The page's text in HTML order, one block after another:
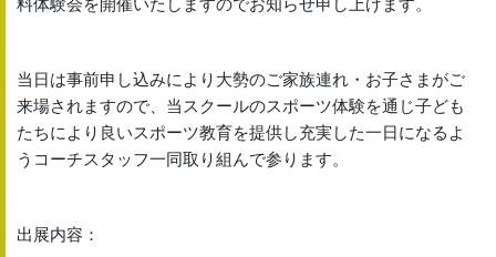
料体験会を開催いたしますのでお知らせ申し上げます。
当日は事前申し込みにより大勢のご家族連れ・お子さまがご
来場されますので、当スクールのスポーツ体験を通じ子ども
たちにより良いスポーツ教育を提供し充実した一日になるよ
うコーチスタッフ一同取り組んで参ります。
出展内容：